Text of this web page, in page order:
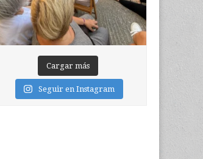
Cargar más
Seguir en Instagram